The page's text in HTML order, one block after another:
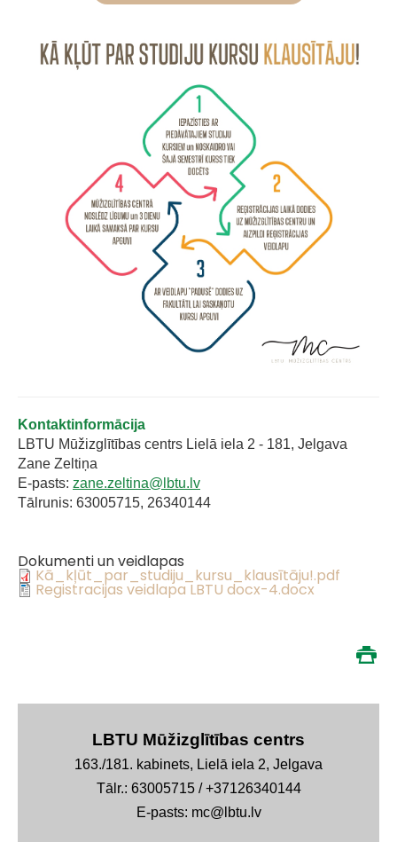
Kontaktinformācija
LBTU Mūžizglītības centrs Lielā iela 2 - 181, Jelgava
Zane Zeltiņa
E-pasts: zane.zeltina@lbtu.lv
Tālrunis: 63005715, 26340144
Dokumenti un veidlapas
Kā_kļūt_par_studiju_kursu_klausītāju!.pdf
Registracijas veidlapa LBTU docx-4.docx
LBTU Mūžizglītības centrs
163./181. kabinets, Lielā iela 2, Jelgava
Tālr.: 63005715 / +37126340144
E-pasts: mc@lbtu.lv